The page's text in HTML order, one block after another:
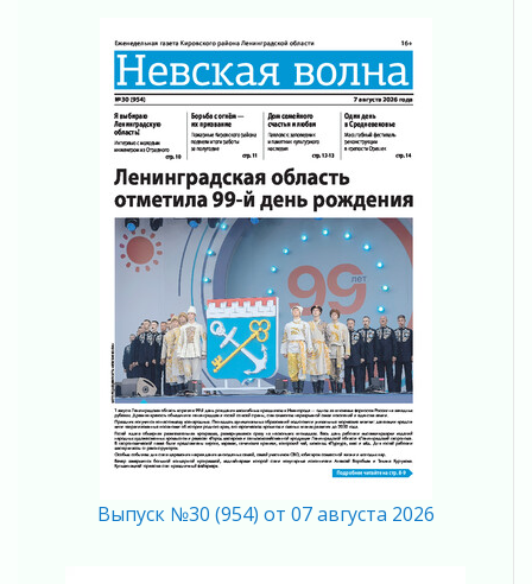
Вниманию автомобилистов!
04 августа 2026
Память, сталь и музыка
04 августа 2026
Регион готовится к выборам
04 августа 2026
Никакого принуждения, только письменное
согласие
04 августа 2026
Без риска для здоровья и кошелька
04 августа 2026
Важная информация
04 августа 2026
Что делать со сбережениями
04 августа 2026
Награды нашли строителей
Ленобласть повышает производительность
Выпуск №30 (954) от 07 августа 2026